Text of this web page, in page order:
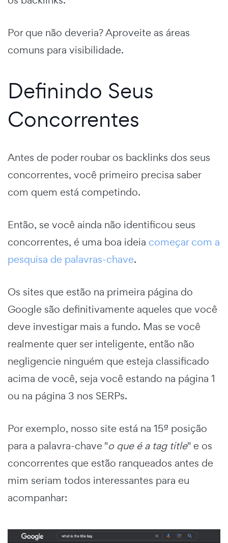
Por que não deveria? Aproveite as áreas
comuns para visibilidade.
Definindo Seus
Concorrentes
Antes de poder roubar os backlinks dos seus
concorrentes, você primeiro precisa saber
com quem está competindo.
Então, se você ainda não identificou seus
concorrentes, é uma boa ideia começar com a
pesquisa de palavras-chave.
Os sites que estão na primeira página do
Google são definitivamente aqueles que você
deve investigar mais a fundo. Mas se você
realmente quer ser inteligente, então não
negligencie ninguém que esteja classificado
acima de você, seja você estando na página 1
ou na página 3 nos SERPs.
Por exemplo, nosso site está na 15ª posição
para a palavra-chave "o que é a tag title" e os
concorrentes que estão ranqueados antes de
mim seriam todos interessantes para eu
acompanhar: